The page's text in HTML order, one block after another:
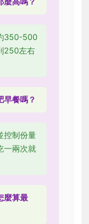
350-500
250左右
早餐嗎？
控制份量
一兩次就
麼算最